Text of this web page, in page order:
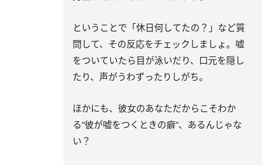
ということで「休日何してたの？」など質
問して、その反応をチェックしましょ。嘘
をついていたら目が泳いだり、口元を隠し
たり、声がうわずったりしがち。
ほかにも、彼女のあなただからこそわか
る“彼が嘘をつくときの癖”、あるんじゃな
い？